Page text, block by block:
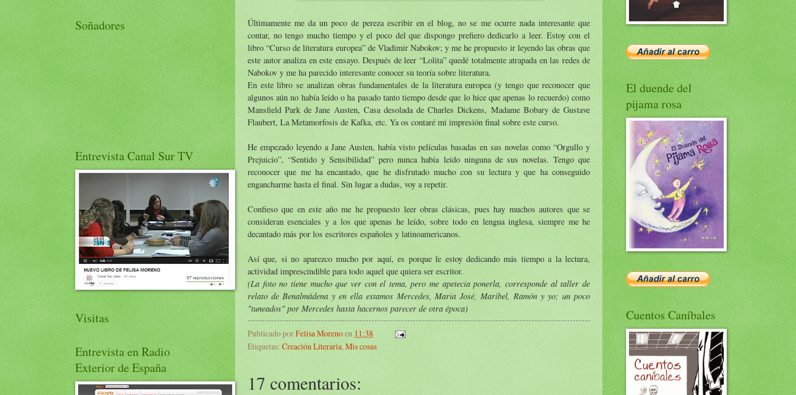
Últimamente me da un poco de pereza escribir en el blog, no se me ocurre nada interesante que
contar, no tengo mucho tiempo y el poco del que dispongo prefiero dedicarlo a leer. Estoy con el
libro “Curso de literatura europea” de Vladimir Nabokov; y me he propuesto ir leyendo las obras que
este autor analiza en este ensayo. Después de leer “Lolita” quedé totalmente atrapada en las redes de
Nabokov y me ha parecido interesante conocer su teoría sobre literatura.
En este libro se analizan obras fundamentales de la literatura europea (y tengo que reconocer que
algunos aún no había leído o ha pasado tanto tiempo desde que lo hice que apenas lo recuerdo) como
Mansfield Park de Jane Austen, Casa desolada de Charles Dickens, Madame Bobary de Gustave
Flaubert, La Metamorfosis de Kafka, etc. Ya os contaré mi impresión final sobre este curso.
He empezado leyendo a Jane Austen, había visto películas basadas en sus novelas como “Orgullo y
Prejuicio”, “Sentido y Sensibilidad” pero nunca había leído ninguna de sus novelas. Tengo que
reconocer que me ha encantado, que he disfrutado mucho con su lectura y que ha conseguido
engancharme hasta el final. Sin lugar a dudas, voy a repetir.
Confieso que en este año me he propuesto leer obras clásicas, pues hay muchos autores que se
consideran esenciales y a los que apenas he leído, sobre todo en lengua inglesa, siempre me he
decantado más por los escritores españoles y latinoamericanos.
Así que, si no aparezco mucho por aquí, es porque le estoy dedicando más tiempo a la lectura,
actividad imprescindible para todo aquel que quiera ser escritor.
(La foto no tiene mucho que ver con el tema, pero me apetecía ponerla, corresponde al taller de
relato de Benalmádena y en ella estamos Mercedes, Maria José, Maribel, Ramón y yo; un poco
"tuneados" por Mercedes hasta hacernos parecer de otra época)
Publicado porFelisa Morenoen 11:38
Etiquetas: Creación Literaria, Mis cosas
17 comentarios:
Soñadores
Entrevista Canal Sur TV
Visitas
Entrevista en Radio
Exterior de España
El duende del
pijama rosa
Cuentos Caníbales